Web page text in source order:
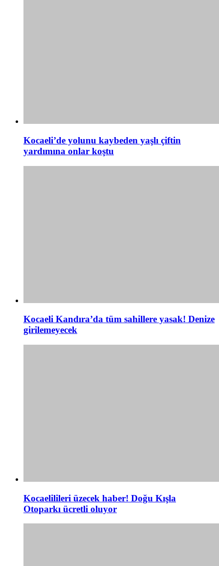
Kocaeli’de yolunu kaybeden yaşlı çiftin
yardımına onlar koştu
Kocaeli Kandıra’da tüm sahillere yasak! Denize
girilemeyecek
Kocaelilileri üzecek haber! Doğu Kışla
Otoparkı ücretli oluyor